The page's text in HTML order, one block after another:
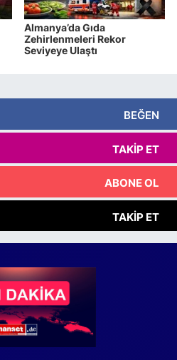
Almanya’da Gıda
Zehirlenmeleri Rekor
Seviyeye Ulaştı
BEĞEN
TAKIP ET
ABONE OL
TAKIP ET